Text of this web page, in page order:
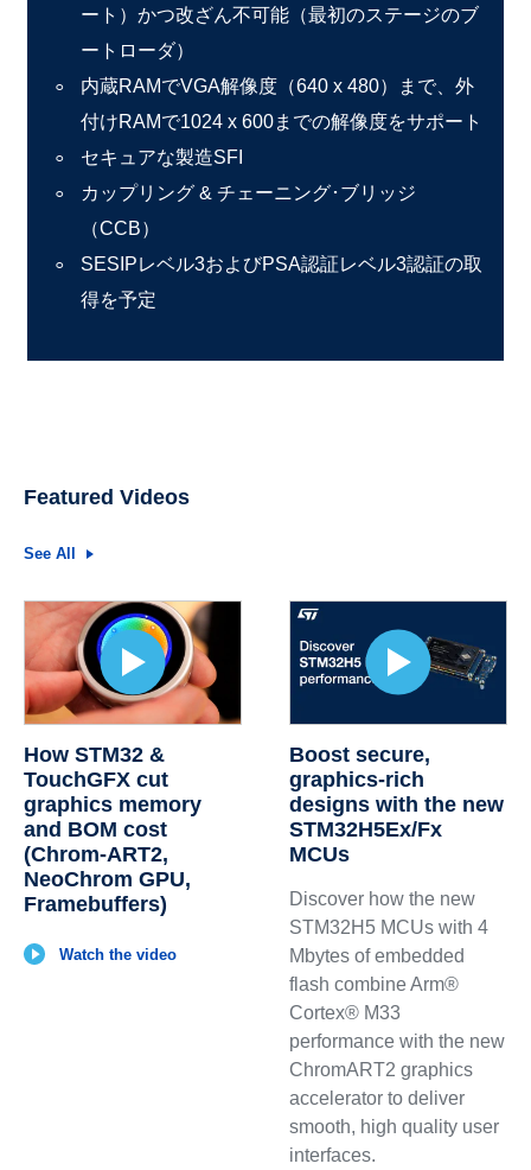
ート）かつ改ざん不可能（最初のステージのブ
ートローダ）
内蔵RAMでVGA解像度（640 x 480）まで、外
付けRAMで1024 x 600までの解像度をサポート
セキュアな製造SFI
カップリング & チェーニング･ブリッジ
（CCB）
SESIPレベル3およびPSA認証レベル3認証の取
得を予定
Featured Videos
See All
How STM32 &
TouchGFX cut
graphics memory
and BOM cost
(Chrom‑ART2,
NeoChrom GPU,
Framebuffers)
Watch the video
Boost secure,
graphics‑rich
designs with the new
STM32H5Ex/Fx
MCUs
Discover how the new
STM32H5 MCUs with 4
Mbytes of embedded
flash combine Arm®
Cortex® M33
performance with the new
ChromART2 graphics
accelerator to deliver
smooth, high quality user
interfaces.